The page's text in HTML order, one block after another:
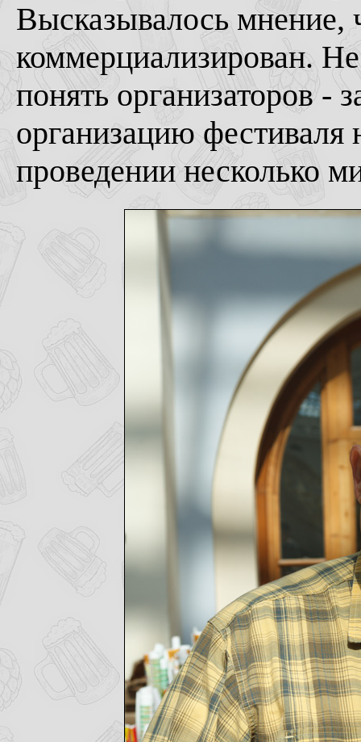
Высказывалось мнение,
коммерциализирован.
понять организаторов -
организацию фестиваля
проведении несколько